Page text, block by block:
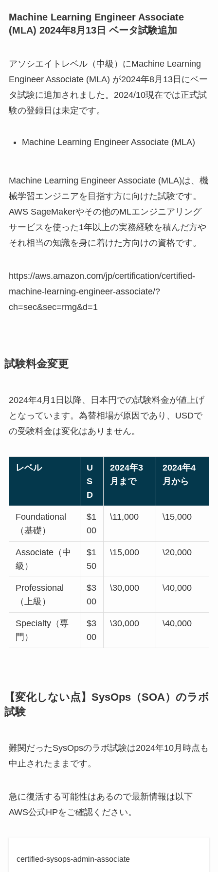
Machine Learning Engineer Associate
(MLA) 2024年8月13日 ベータ試験追加
アソシエイトレベル（中級）にMachine Learning
Engineer Associate (MLA) が2024年8月13日にベー
タ試験に追加されました。2024/10現在では正式試
験の登録日は未定です。
Machine Learning Engineer Associate (MLA)
Machine Learning Engineer Associate (MLA)は、機
械学習エンジニアを目指す方に向けた試験です。
AWS SageMakerやその他のMLエンジニアリング
サービスを使った1年以上の実務経験を積んだ方や
それ相当の知識を身に着けた方向けの資格です。
https://aws.amazon.com/jp/certification/certified-
machine-learning-engineer-associate/?
ch=sec&sec=rmg&d=1
試験料金変更
2024年4月1日以降、日本円での試験料金が値上げ
となっています。為替相場が原因であり、USDで
の受験料金は変化はありません。
レベル
U
S
D
2024年3
月まで
2024年4
月から
Foundational
（基礎）
$1
00
\11,000 \15,000
Associate（中
級）
$1
50
\15,000 \20,000
Professional
（上級）
$3
00
\30,000 \40,000
Specialty（専
門）
$3
00
\30,000 \40,000
【変化しない点】SysOps（SOA）のラボ
試験
難関だったSysOpsのラボ試験は2024年10月時点も
中止されたままです。
急に復活する可能性はあるので最新情報は以下
AWS公式HPをご確認ください。
certified-sysops-admin-associate